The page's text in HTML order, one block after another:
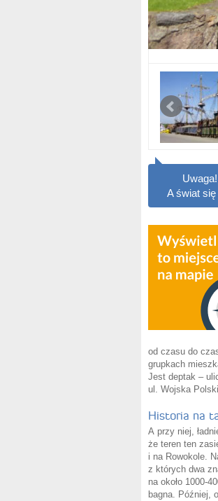
A świat
od czasu do
grupkach
Jest deptak –
ul. Wojska
Historia na
A przy niej,
że teren ten
i na Rowokole.
z których dwa
na około 1000-
bagna. Później,